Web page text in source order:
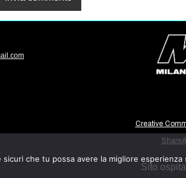
Creative
Sito
sicuri che tu possa avere la migliore